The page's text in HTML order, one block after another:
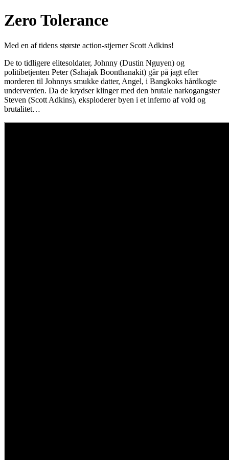
Zero Tolerance
Med en af tidens største action-stjerner Scott Adkins!
De to tidligere elitesoldater, Johnny (Dustin Nguyen) og
politibetjenten Peter (Sahajak Boonthanakit) går på jagt efter
morderen til Johnnys smukke datter, Angel, i Bangkoks hårdkogte
underverden. Da de krydser klinger med den brutale narkogangster
Steven (Scott Adkins), eksploderer byen i et inferno af vold og
brutalitet…